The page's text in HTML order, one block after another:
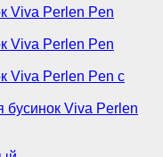
Viva Perlen Pen
Viva Perlen Pen
Viva Perlen Pen с
бусинок Viva Perlen